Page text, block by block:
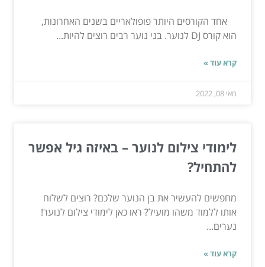
אחד הקורסים היותר פופולאריים בשנים האחרונות,
הוא קורס DJ לנוער. בני נוער רבים רוצים להיות...
קרא עוד »
מאי 08, 2022
לימודי צילום לנוער – באיזה גיל אפשר
להתחיל?
מחפשים להעשיר את בן הנוער שלכם? רוצים לשלוח
אותו ללמוד משהו מועיל? ראו כאן לימודי צילום לנוער!
נערים...
קרא עוד »